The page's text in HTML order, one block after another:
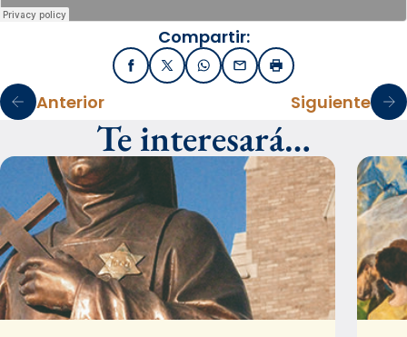
Compartir:
FacebookX / TwitterWhatsApp
EmailImprimir
Anterior Siguiente
Te interesará…